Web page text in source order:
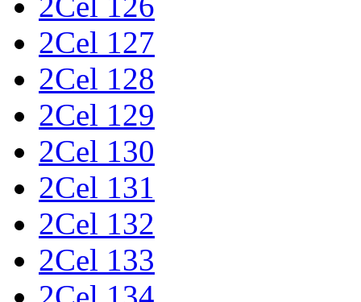
2Cel 127
2Cel 128
2Cel 129
2Cel 130
2Cel 131
2Cel 132
2Cel 133